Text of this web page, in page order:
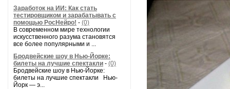
Заработок на ИИ: Как стать
тестировщиком и зарабатывать с
помощью РосНейро! - (0)
В современном мире технологии
искусственного разума становятся
все более популярными и ...
Бродвейские шоу в Нью-Йорке:
билеты на лучшие спектакли - (0)
Бродвейские шоу в Нью-Йорке:
билеты на лучшие спектакли Нью-
Йорк — э...